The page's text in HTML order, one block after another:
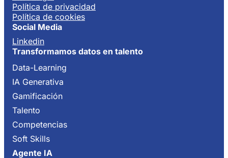
Política de privacidad
Política de cookies
Social Media
Linkedin
Transformamos datos en talento
Data-Learning
IA Generativa
Gamificación
Talento
Competencias
Soft Skills
Agente IA